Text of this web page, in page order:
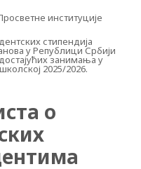
институције
стипендија
у Републици Србији
занимања у
2025/2026.
о